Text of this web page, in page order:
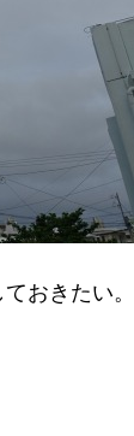
おきたい